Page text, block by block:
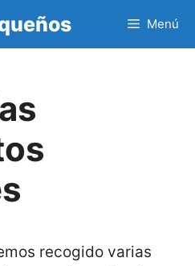
Menú
recogido varias